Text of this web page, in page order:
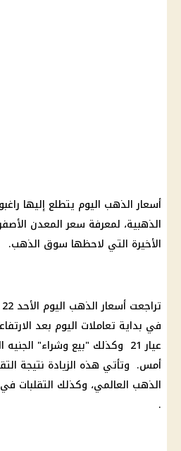
أسعار الذهب اليوم يتطلع إليها
الذهبية، لمعرفة سعر المعدن
الأخيرة التي لاحظها سوق الذهب.
في بداية تعاملات اليوم بعد
عيار 21 وكذلك "بيع وشراء"
أمس. وتأتي هذه الزيادة نتيجة
الذهب العالمي، وكذلك التقلبات
.